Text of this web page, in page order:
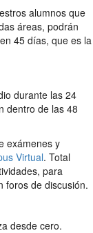
alumnos que
áreas, podrán
45 días, que es la
durante las 24
dentro de las 48
exámenes y
Virtual. Total
para
foros de discusión.
desde cero.